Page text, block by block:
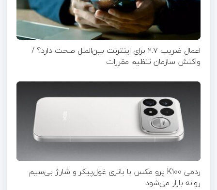
اعمال ضریب ۲.۷ برای اینترنت بین‌الملل صحت دارد؟ /
واکنش سازمان تنظیم مقررات
ردمی K100 پرو مکس با باتری غول‌پیکر و شارژ بی‌سیم
روانه بازار می‌شود